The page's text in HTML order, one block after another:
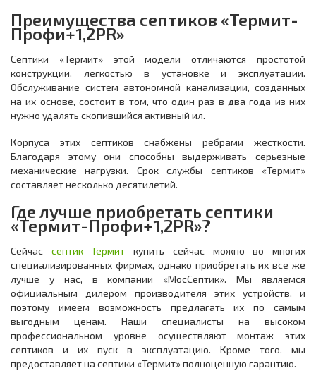
Преимущества септиков «Термит-
Профи+1,2PR»
Септики «Термит» этой модели отличаются простотой
конструкции, легкостью в установке и эксплуатации.
Обслуживание систем автономной канализации, созданных
на их основе, состоит в том, что один раз в два года из них
нужно удалять скопившийся активный ил.
Корпуса этих септиков снабжены ребрами жесткости.
Благодаря этому они способны выдерживать серьезные
механические нагрузки. Срок службы септиков «Термит»
составляет несколько десятилетий.
Где лучше приобретать септики
«Термит-Профи+1,2PR»?
Сейчас септик Термит купить сейчас можно во многих
специализированных фирмах, однако приобретать их все же
лучше у нас, в компании «МосСептик». Мы являемся
официальным дилером производителя этих устройств, и
поэтому имеем возможность предлагать их по самым
выгодным ценам. Наши специалисты на высоком
профессиональном уровне осуществляют монтаж этих
септиков и их пуск в эксплуатацию. Кроме того, мы
предоставляет на септики «Термит» полноценную гарантию.